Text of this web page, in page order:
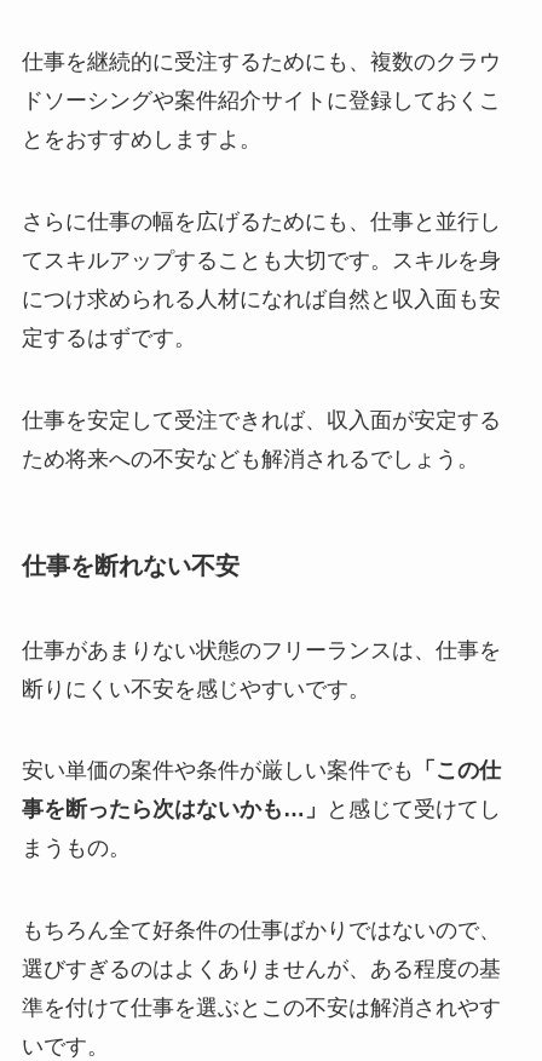
仕事を継続的に受注するためにも、複数のクラウ
ドソーシングや案件紹介サイトに登録しておくこ
とをおすすめしますよ。
さらに仕事の幅を広げるためにも、仕事と並行し
てスキルアップすることも大切です。スキルを身
につけ求められる人材になれば自然と収入面も安
定するはずです。
仕事を安定して受注できれば、収入面が安定する
ため将来への不安なども解消されるでしょう。
仕事を断れない不安
仕事があまりない状態のフリーランスは、仕事を
断りにくい不安を感じやすいです。
安い単価の案件や条件が厳しい案件でも
「この仕
事を断ったら次はないかも…」
と感じて受けてし
まうもの。
もちろん全て好条件の仕事ばかりではないので、
選びすぎるのはよくありませんが、ある程度の基
準を付けて仕事を選ぶとこの不安は解消されやす
いです。